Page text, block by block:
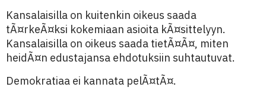
Kansalaisilla on kuitenkin oikeus saada
tÃ¤rkeÃ¤ksi kokemiaan asioita kÃ¤sittelyyn.
Kansalaisilla on oikeus saada tietÃ¤Ã¤, miten
heidÃ¤n edustajansa ehdotuksiin suhtautuvat.
Demokratiaa ei kannata pelÃ¤tÃ¤.